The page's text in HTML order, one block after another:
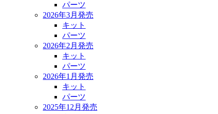
パーツ
2026年3月発売
キット
パーツ
2026年2月発売
キット
パーツ
2026年1月発売
キット
パーツ
2025年12月発売